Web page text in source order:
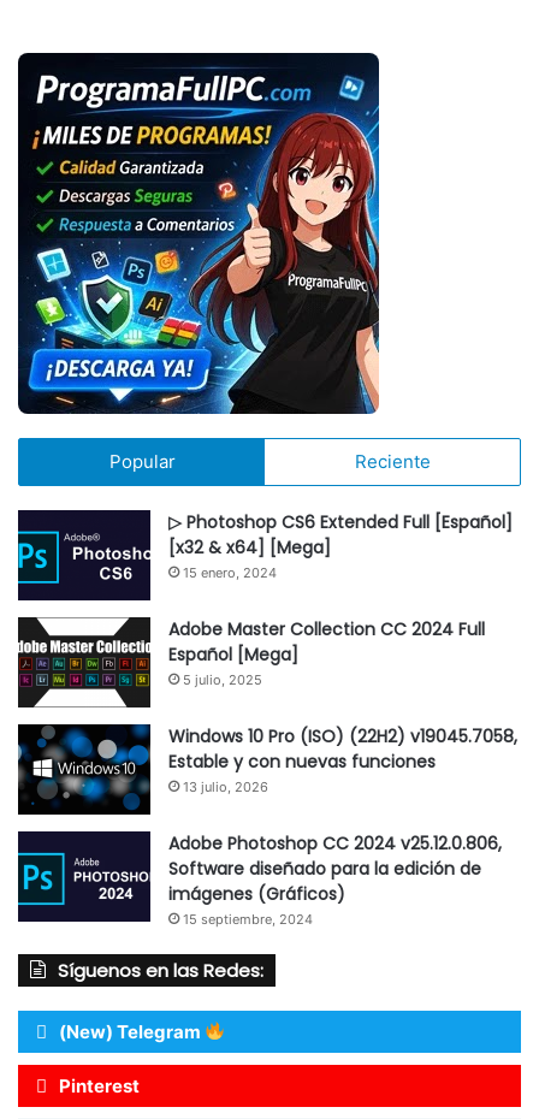
Popular Reciente
▷ Photoshop CS6 Extended Full [Español]
[x32 & x64] [Mega]
15 enero, 2024
Adobe Master Collection CC 2024 Full
Español [Mega]
5 julio, 2025
Windows 10 Pro (ISO) (22H2) v19045.7058,
Estable y con nuevas funciones
13 julio, 2026
Adobe Photoshop CC 2024 v25.12.0.806,
Software diseñado para la edición de
imágenes (Gráficos)
15 septiembre, 2024
Síguenos en las Redes:
(New) Telegram
Pinterest